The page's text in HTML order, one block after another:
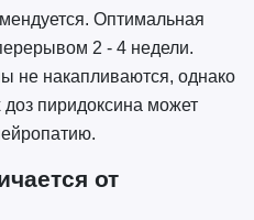
Оптимальная
2 - 4 недели.
не накапливаются, однако
пиридоксина может
от